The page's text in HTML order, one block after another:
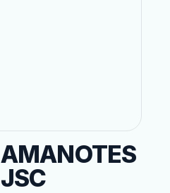
AMANOTES
JSC